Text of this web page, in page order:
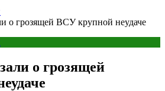
о грозящей ВСУ крупной неудаче
о грозящей